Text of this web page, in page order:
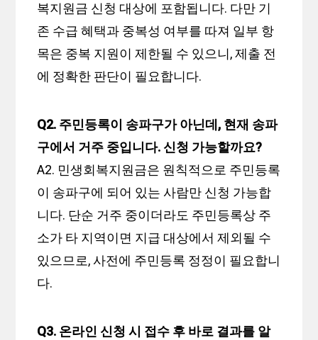
복지원금 신청 대상에 포함됩니다. 다만 기
존 수급 혜택과 중복성 여부를 따져 일부 항
목은 중복 지원이 제한될 수 있으니, 제출 전
에 정확한 판단이 필요합니다.
Q2. 주민등록이 송파구가 아닌데, 현재 송파
구에서 거주 중입니다. 신청 가능할까요?
A2. 민생회복지원금은 원칙적으로 주민등록
이 송파구에 되어 있는 사람만 신청 가능합
니다. 단순 거주 중이더라도 주민등록상 주
소가 타 지역이면 지급 대상에서 제외될 수
있으므로, 사전에 주민등록 정정이 필요합니
다.
Q3. 온라인 신청 시 접수 후 바로 결과를 알